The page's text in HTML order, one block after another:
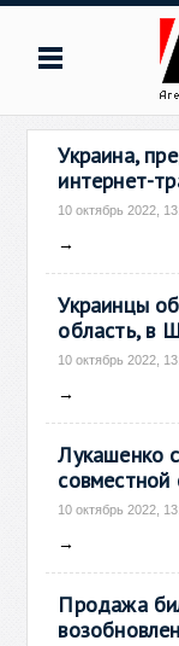
Украина,
интернет-
10 октябрь 2022,
→
Украинцы
область, в
10 октябрь 2022,
→
Лукашенко
совместной
10 октябрь 2022,
→
Продажа